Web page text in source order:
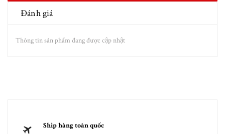
Đánh giá
Thông tin sản phẩm đang được cập nhật
Ship hàng toàn quốc